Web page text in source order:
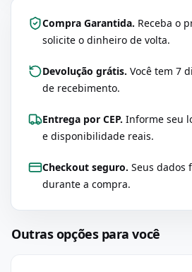
Compra Garantida. Receba o
solicite o dinheiro de volta.
Devolução grátis. Você tem 7
de recebimento.
Entrega por CEP. Informe seu
e disponibilidade reais.
Checkout seguro. Seus dados
durante a compra.
Outras opções para você